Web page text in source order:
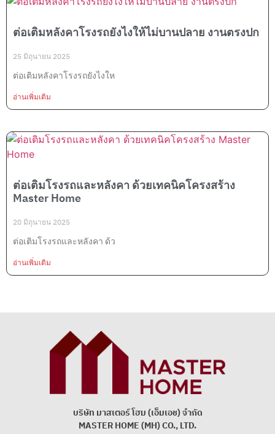
ต่อเติมหลังคาโรงรถยังไงให้ไม่บานปลาย งานตรงปก
25 มิถุนายน 2025
ต่อเติมหลังคาโรงรถยังไงให
อ่านเพิ่มเติม
ต่อเติมโรงรถและหลังคา ด้วยเทคนิคโครงสร้าง
Master Home
20 มิถุนายน 2025
ต่อเติมโรงรถและหลังคา ด้ว
อ่านเพิ่มเติม
บริษัท มาสเตอร์ โฮม (เอ็มเอช) จํากัด
MASTER HOME (MH) CO., LTD.